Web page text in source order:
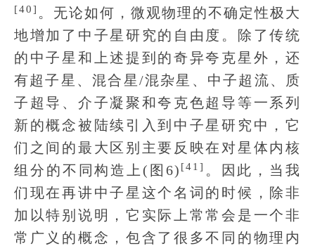
[40] 。无论如何，微观物理的不确定性极大
地增加了中子星研究的自由度。除了传统
的中子星和上述提到的奇异夸克星外，还
有超子星、混合星/混杂星、中子超流、质
子超导、介子凝聚和夸克色超导等一系列
新的概念被陆续引入到中子星研究中，它
们之间的最大区别主要反映在对星体内核
组分的不同构造上(图6) [41] 。因此，当我
们现在再讲中子星这个名词的时候，除非
加以特别说明，它实际上常常会是一个非
常广义的概念，包含了很多不同的物理内